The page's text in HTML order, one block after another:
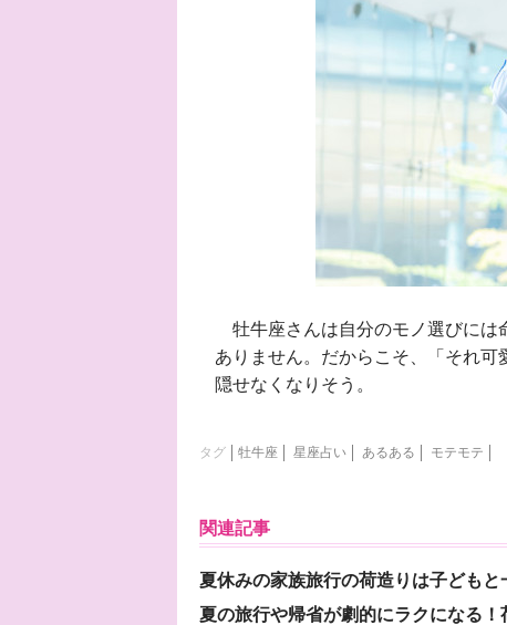
牡牛座さんは自分のモノ選びには
ありません。だからこそ、「それ
隠せなくなりそう。
タグ 牡牛座 星座占い あるある モテモテ
関連記事
夏休みの家族旅行の荷造りは子ども
夏の旅行や帰省が劇的にラクになる